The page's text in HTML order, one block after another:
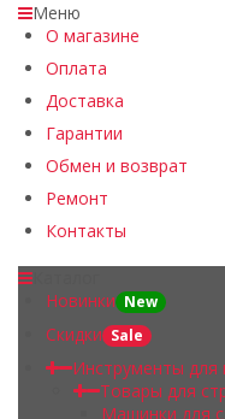
Меню
О магазине
Оплата
Доставка
Гарантии
Обмен и возврат
Ремонт
Контакты
Новинки New
Скидки Sale
Инструменты для
Товары для
Машинки для